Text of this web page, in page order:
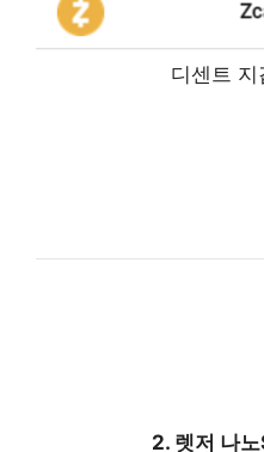
디센트 지
2. 렛저 나